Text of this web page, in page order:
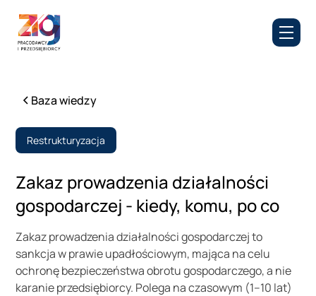
Baza wiedzy
Restrukturyzacja
Zakaz prowadzenia działalności
gospodarczej - kiedy, komu, po co
Zakaz prowadzenia działalności gospodarczej to
sankcja w prawie upadłościowym, mająca na celu
ochronę bezpieczeństwa obrotu gospodarczego, a nie
karanie przedsiębiorcy. Polega na czasowym (1–10 lat)